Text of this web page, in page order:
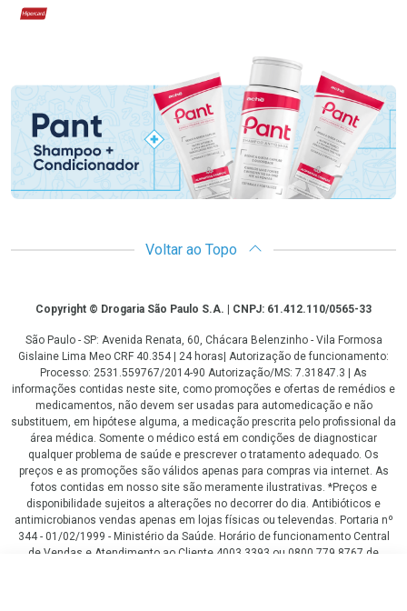
Hipercard
Promoção em Destaque
Voltar ao Topo
CopyrightCopyright © Drogaria São Paulo S.A. | CNPJ: 61.412.110/0565-33
São Paulo - SP: Avenida Renata, 60, Chácara Belenzinho - Vila Formosa
Gislaine Lima Meo CRF 40.354 | 24 horas| Autorização de funcionamento:
Processo: 2531.559767/2014-90 Autorização/MS: 7.31847.3 | As
informações contidas neste site, como promoções e ofertas de remédios e
medicamentos, não devem ser usadas para automedicação e não
substituem, em hipótese alguma, a medicação prescrita pelo profissional da
área médica. Somente o médico está em condições de diagnosticar
qualquer problema de saúde e prescrever o tratamento adequado. Os
preços e as promoções são válidos apenas para compras via internet. As
fotos contidas em nosso site são meramente ilustrativas. *Preços e
disponibilidade sujeitos a alterações no decorrer do dia. Antibióticos e
antimicrobianos vendas apenas em lojas físicas ou televendas. Portaria nº
344 - 01/02/1999 - Ministério da Saúde. Horário de funcionamento Central
de Vendas e Atendimento ao Cliente 4003 3393 ou 0800 779 8767 de